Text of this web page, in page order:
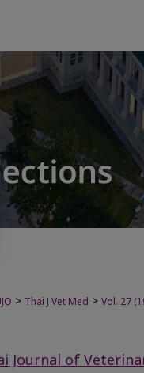
> Thai J Vet Med > Vol. 27
Journal of